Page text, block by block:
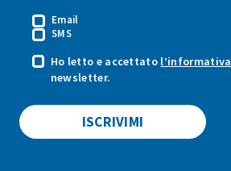
Email
SMS
Ho letto e accettato l’informativa
newsletter.